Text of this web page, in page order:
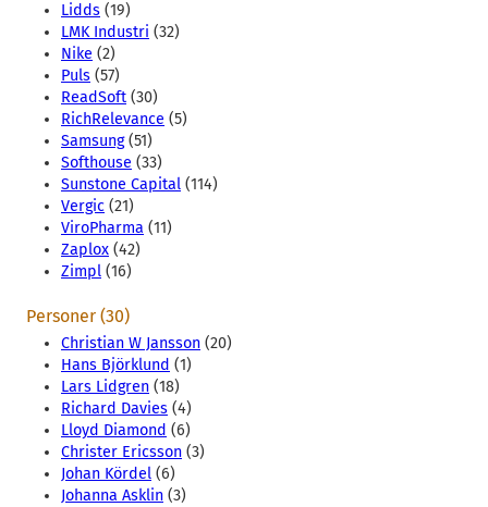
Lidds (19)
LMK Industri (32)
Nike (2)
Puls (57)
ReadSoft (30)
RichRelevance (5)
Samsung(51)
Softhouse (33)
Sunstone Capital (114)
Vergic (21)
ViroPharma (11)
Zaplox (42)
Zimpl (16)
Personer (30)
Christian W Jansson (20)
Hans Björklund (1)
Lars Lidgren (18)
Richard Davies (4)
Lloyd Diamond (6)
Christer Ericsson (3)
Johan Kördel (6)
Johanna Asklin (3)